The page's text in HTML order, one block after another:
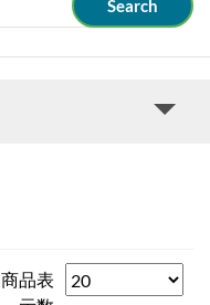
商品表